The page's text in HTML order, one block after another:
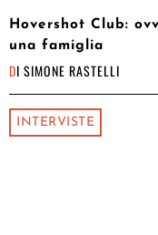
Hovershot Club:
una famiglia
DI SIMONE RASTELLI
INTERVISTE